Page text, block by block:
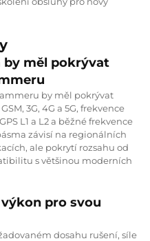
by měl pokrývat
by měl pokrývat
3G, 4G a 5G, frekvence
L1 a L2 a běžné frekvence
závisí na regionálních
ale pokrytí rozsahu od
s většinou moderních
pro svou
dosahu rušení, síle